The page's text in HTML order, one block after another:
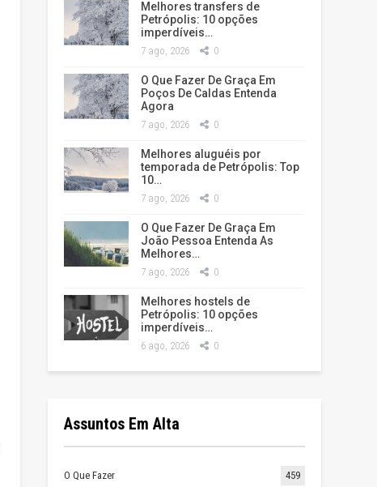
Melhores transfers de
Petrópolis: 10 opções
imperdíveis…
7 ago, 2026 0
O Que Fazer De Graça Em
Poços De Caldas Entenda
Agora
7 ago, 2026 0
Melhores aluguéis por
temporada de Petrópolis: Top
10…
7 ago, 2026 0
O Que Fazer De Graça Em
João Pessoa Entenda As
Melhores…
7 ago, 2026 0
Melhores hostels de
Petrópolis: 10 opções
imperdíveis…
6 ago, 2026 0
Assuntos Em Alta
O Que Fazer 459